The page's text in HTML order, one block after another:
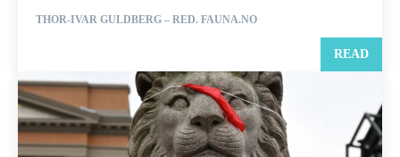
THOR-IVAR GULDBERG – RED. FAUNA.NO
READ